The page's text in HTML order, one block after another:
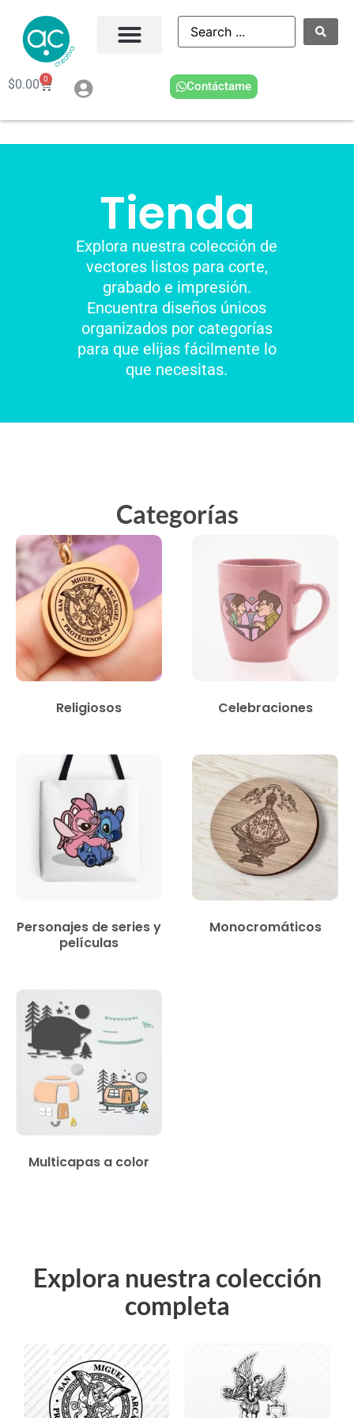
$0.00 0
Contáctame
Tienda
Explora nuestra colección de
vectores listos para corte,
grabado e impresión.
Encuentra diseños únicos
organizados por categorías
para que elijas fácilmente lo
que necesitas.
Categorías
Religiosos Celebraciones
Personajes de series y
películas
Monocromáticos
Multicapas a color
Explora nuestra colección
completa